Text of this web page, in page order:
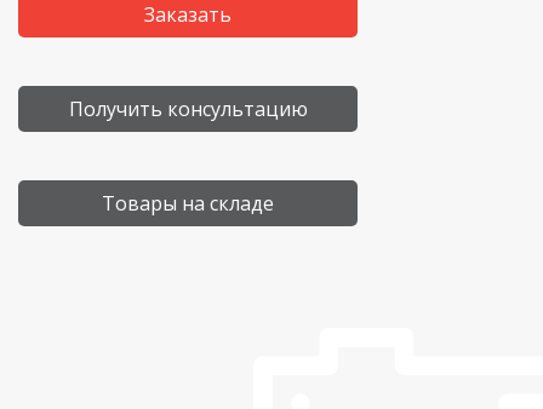
Заказать
Получить консультацию
Товары на складе